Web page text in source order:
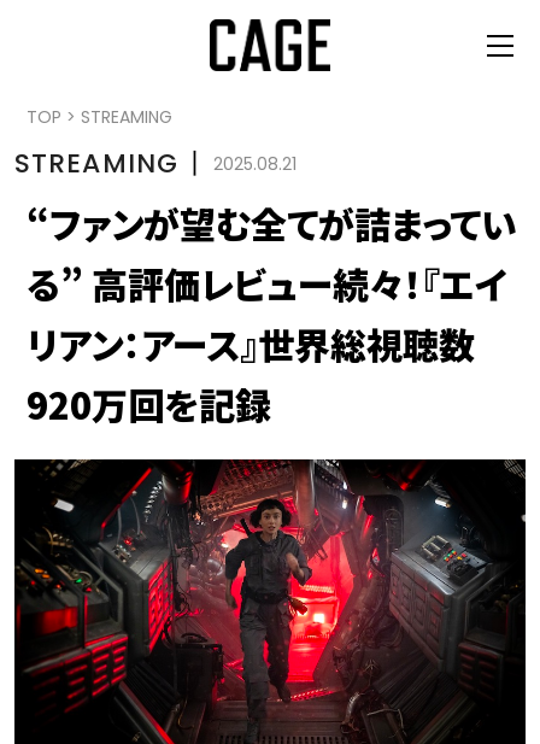
TOP > STREAMING
STREAMING 丨 2025.08.21
“ファンが望む全てが詰まってい
る” 高評価レビュー続々！『エイ
リアン：アース』世界総視聴数
920万回を記録